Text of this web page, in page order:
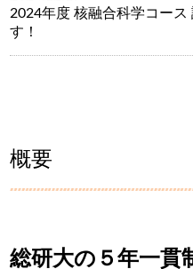
2024年度 核融合科学コース
す！
概要
総研大の５年一貫